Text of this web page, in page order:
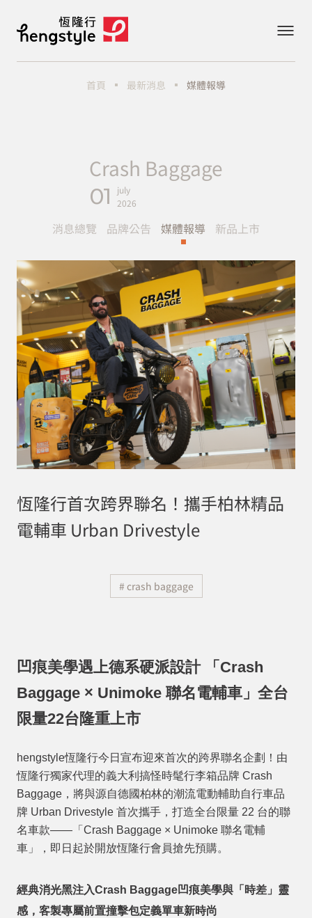
首頁 最新消息 媒體報導
Crash Baggage
01
july
2026
消息總覽 品牌公告 媒體報導 新品上市
恆隆行首次跨界聯名！攜手柏林精品
電輔車 Urban Drivestyle
# crash baggage
凹痕美學遇上德系硬派設計 「 Crash
Baggage × Unimoke 聯名電輔車」全台
限量22台隆重上市
hengstyle恆隆行今日宣布迎來首次的跨界聯名企劃！由
恆隆行獨家代理的義大利搞怪時髦行李箱品牌 Crash
Baggage ，將與源自德國柏林的潮流電動輔助自行車品
牌 Urban Drivestyle 首次攜手，打造全台限量 22 台的聯
名車款—— 「 Crash Baggage × Unimoke 聯名電輔
車」，即日起於開放恆隆行會員搶先預購。
經典消光黑注入Crash Baggage凹痕美學與「時差」靈
感，客製專屬前置撞擊包定義單車新時尚